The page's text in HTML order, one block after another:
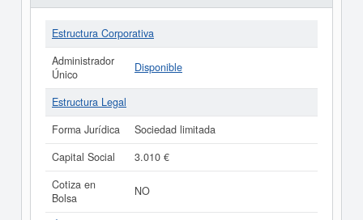
Estructura Corporativa
Administrador
Único
Disponible
Estructura Legal
Forma Jurídica
Sociedad limitada
Capital Social
3.010 €
Cotiza en
Bolsa
NO